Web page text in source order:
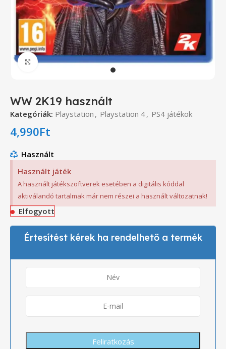
Click to enlarge
WW 2K19 használt
Kategóriák: Playstation , Playstation 4, PS4 játékok
4,990Ft
Használt
Használt játék
A használt játékszoftverek esetében a digitális kóddal
aktiválandó tartalmak már nem részei a használt változatnak!
Elfogyott
Értesítést kérek ha rendelhető a termék